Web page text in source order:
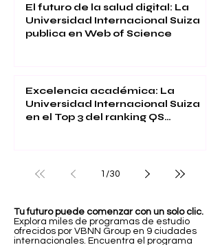
El futuro de la salud digital: La
Universidad Internacional Suiza
publica en Web of Science
Excelencia académica: La
Universidad Internacional Suiza
en el Top 3 del ranking QS
1 /30
Tu futuro puede comenzar con un solo clic.
Explora miles de programas de estudio
ofrecidos por VBNN Group en 9 ciudades
internacionales. Encuentra el programa